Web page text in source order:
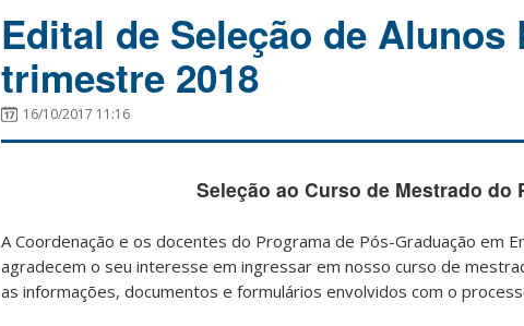
Edital de Seleção de Alunos
trimestre 2018
16/10/2017 11:16
Seleção ao Curso de Mestrado do
A Coordenação e os docentes do Programa de Pós-Graduação em
agradecem o seu interesse em ingressar em nosso curso de
as informações, documentos e formulários envolvidos com o